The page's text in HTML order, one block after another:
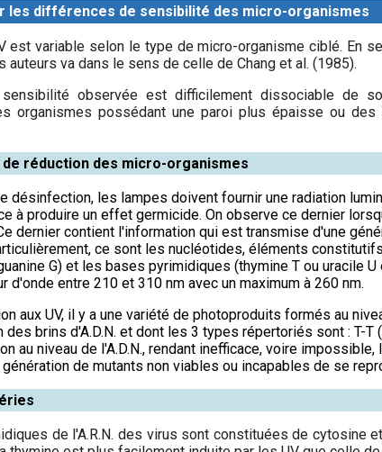
les différences de sensibilité des micro-organismes
est variable selon le type de micro-organisme ciblé. En
auteurs va dans le sens de celle de Chang et al. (1985).
observée est difficilement dissociable de
organismes possédant une paroi plus épaisse ou
réduction des micro-organismes
désinfection, les lampes doivent fournir une radiation
à produire un effet germicide. On observe ce dernier
dernier contient l'information qui est transmise d'une
ce sont les nucléotides, éléments
G) et les bases pyrimidiques (thymine T ou uracile
d'onde entre 210 et 310 nm avec un maximum à 260 nm.
aux UV, il y a une variété de photoproduits formés au
des brins d'A.D.N. et dont les 3 types répertoriés sont : T-
au niveau de l'A.D.N., rendant inefficace, voire
de mutants non viables ou incapables de se
de l'A.R.N. des virus sont constituées de cytosine